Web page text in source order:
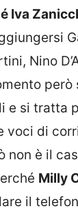
Iva
Nino
e si tratta
voci di
non è il
Milly
il